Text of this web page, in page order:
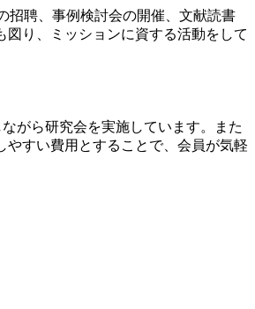
招聘、事例検討会の開催、文献読書
り、ミッションに資する活動をして
がら研究会を実施しています。また
すい費用とすることで、会員が気軽